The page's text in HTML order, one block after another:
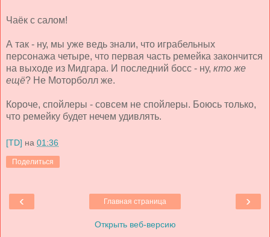
Чаёк с салом!
А так - ну, мы уже ведь знали, что играбельных
персонажа четыре, что первая часть ремейка закончится
на выходе из Мидгара. И последний босс - ну, кто же
ещё? Не Моторболл же.
Короче, спойлеры - совсем не спойлеры. Боюсь только,
что ремейку будет нечем удивлять.
[TD] на 01:36
Поделиться
‹ ›
Главная страница
Открыть веб-версию